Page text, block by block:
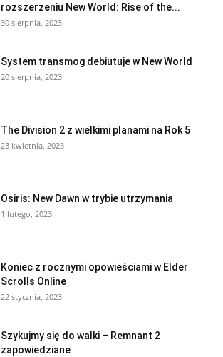
rozszerzeniu New World: Rise of the...
30 sierpnia, 2023
System transmog debiutuje w New World
20 sierpnia, 2023
The Division 2 z wielkimi planami na Rok 5
23 kwietnia, 2023
Osiris: New Dawn w trybie utrzymania
1 lutego, 2023
Koniec z rocznymi opowieściami w Elder
Scrolls Online
22 stycznia, 2023
Szykujmy się do walki – Remnant 2
zapowiedziane